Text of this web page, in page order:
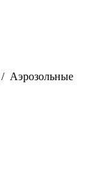
/ Аэрозольные